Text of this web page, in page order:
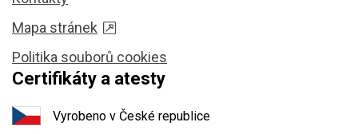
Mapa stránek
Politika souborů cookies
Certifikáty a atesty
Vyrobeno v České republice